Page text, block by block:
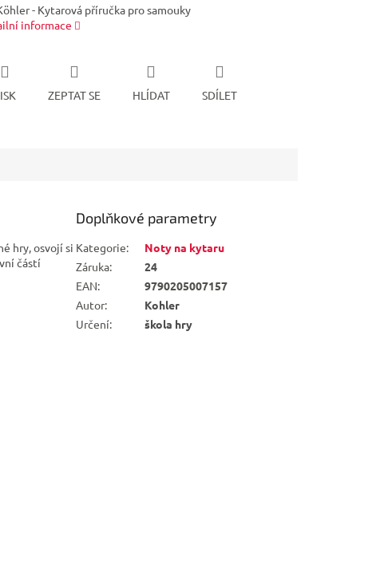
- Kytarová příručka pro samouky
informace
ZEPTAT SE HLÍDAT SDÍLET
hry, osvojí si
částí
Doplňkové parametry
Kategorie:
Noty na kytaru
Záruka:
24
EAN:
9790205007157
Autor:
Kohler
Určení: škola hry